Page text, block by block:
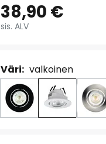
38,90 €
sis. ALV
Väri: valkoinen